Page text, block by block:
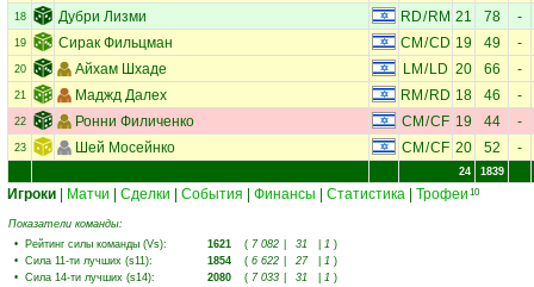
18 Дубри Лизми RD/ RM 21 78 -
19 Сирак Фильцман CM /CD 19 49 -
20 Айхам Шхаде LM / LD 20 66 -
21 Маджд Далех RM / RD 18 46 -
22 Ронни Филиченко CM /CF 19 44 -
23 Шей Мосейнко CM /CF 20 52 -
24 1839
Игроки Матчи Сделки События Финансы Статистика Трофеи 10
Показатели команды:
• Рейтинг силы команды (Vs): 1621 ( 7 082 31 1 )
• Сила 11-ти лучших (s11): 1854 ( 6 622 27 1 )
• Сила 14-ти лучших (s14): 2080 ( 7 033 31 1 )